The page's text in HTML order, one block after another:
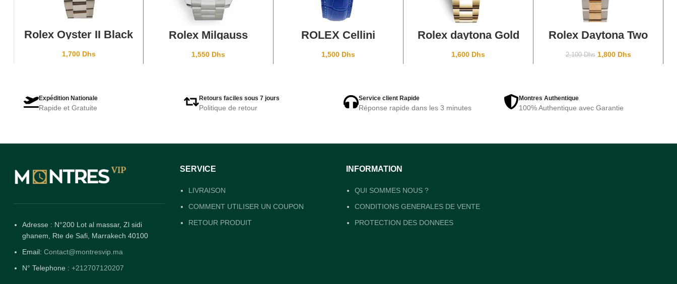
AJOUTER AU PANIER
Rolex Oyster II Black
1,700 Dhs
AJOUTER AU PANIER
Rolex Milgauss
1,550 Dhs
CHOIX DES OPTIONS
ROLEX Cellini
1,500 Dhs
AJOUTER AU PANIER
Rolex daytona Gold
1,600 Dhs
AJOUTER AU PANIER
Rolex Daytona Two
Tone Blue Dial
2,100Dhs 1,800 Dhs
Expédition Nationale
Rapide et Gratuite
Retours faciles sous 7 jours
Politique de retour
Service client Rapide
Réponse rapide dans les 3 minutes
Montres Authentique
100% Authentique avec Garantie
Adresse : N°200 Lot al massar, Zl sidi
ghanem, Rte de Safi, Marrakech 40100
Email: Contact@montresvip.ma
N° Telephone : +212707120207
SERVICE
LIVRAISON
COMMENT UTILISER UN COUPON
RETOUR PRODUIT
INFORMATION
QUI SOMMES NOUS ?
CONDITIONS GENERALES DE VENTE
PROTECTION DES DONNEES